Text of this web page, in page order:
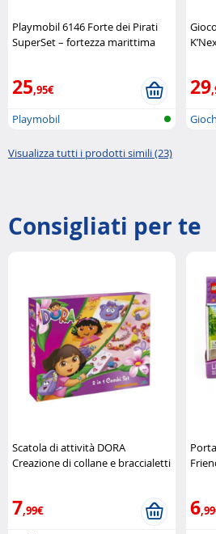
Playmobil 6146 Forte dei Pirati
SuperSet – fortezza marittima
25,95€
Playmobil
29
Visualizza tutti i prodotti simili (23)
Consigliati per te
Scatola di attività DORA
Creazione di collane e braccialetti
7,99€
6